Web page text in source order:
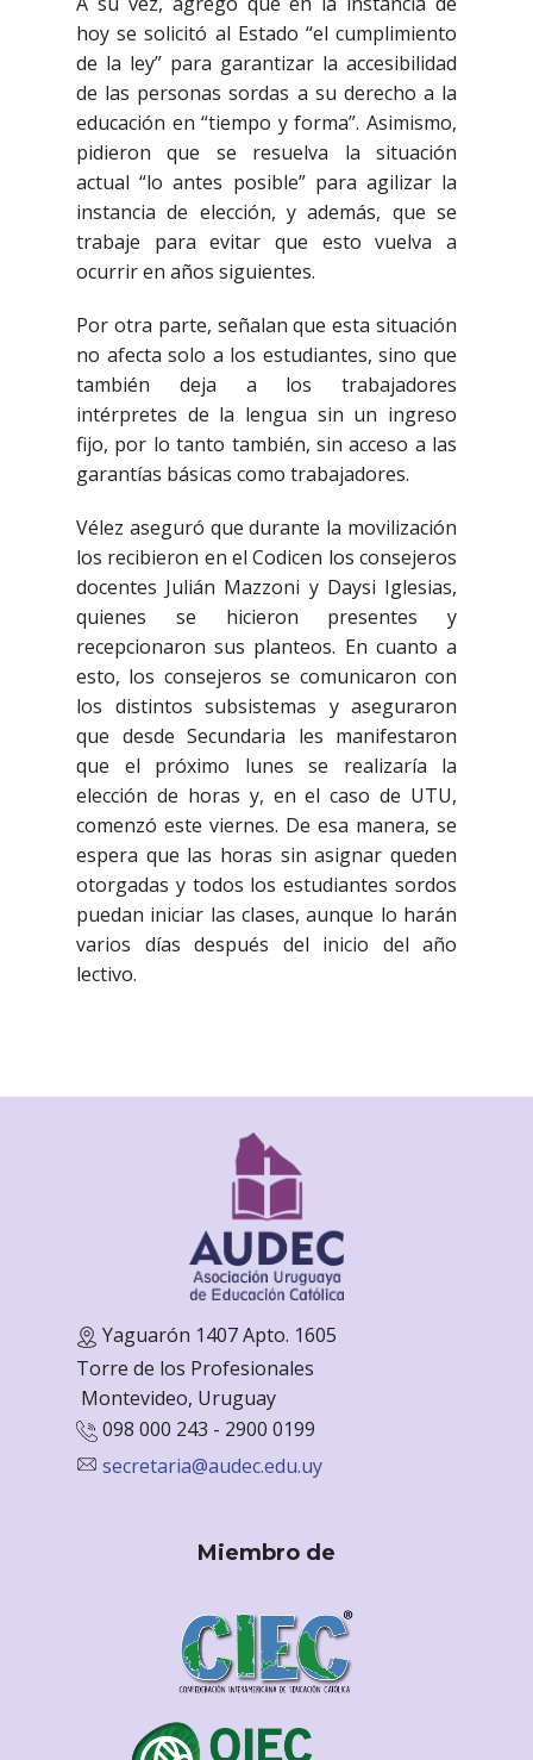
hoy se solicitó al Estado “el cumplimiento
de la ley” para garantizar la accesibilidad
de las personas sordas a su derecho a la
educación en “tiempo y forma”. Asimismo,
pidieron que se resuelva la situación
actual “lo antes posible” para agilizar la
instancia de elección, y además, que se
trabaje para evitar que esto vuelva a
ocurrir en años siguientes.
Por otra parte, señalan que esta situación
no afecta solo a los estudiantes, sino que
también deja a los trabajadores
intérpretes de la lengua sin un ingreso
fijo, por lo tanto también, sin acceso a las
garantías básicas como trabajadores.
Vélez aseguró que durante la movilización
los recibieron en el Codicen los consejeros
docentes Julián Mazzoni y Daysi Iglesias,
quienes se hicieron presentes y
recepcionaron sus planteos. En cuanto a
esto, los consejeros se comunicaron con
los distintos subsistemas y aseguraron
que desde Secundaria les manifestaron
que el próximo lunes se realizaría la
elección de horas y, en el caso de UTU,
comenzó este viernes. De esa manera, se
espera que las horas sin asignar queden
otorgadas y todos los estudiantes sordos
puedan iniciar las clases, aunque lo harán
varios días después del inicio del año
lectivo.
Yaguarón 1407 Apto. 1605
Torre de los Profesionales
Montevideo, Uruguay
098 000 243 - 2900 0199
secretaria@audec.edu.uy
Miembro de